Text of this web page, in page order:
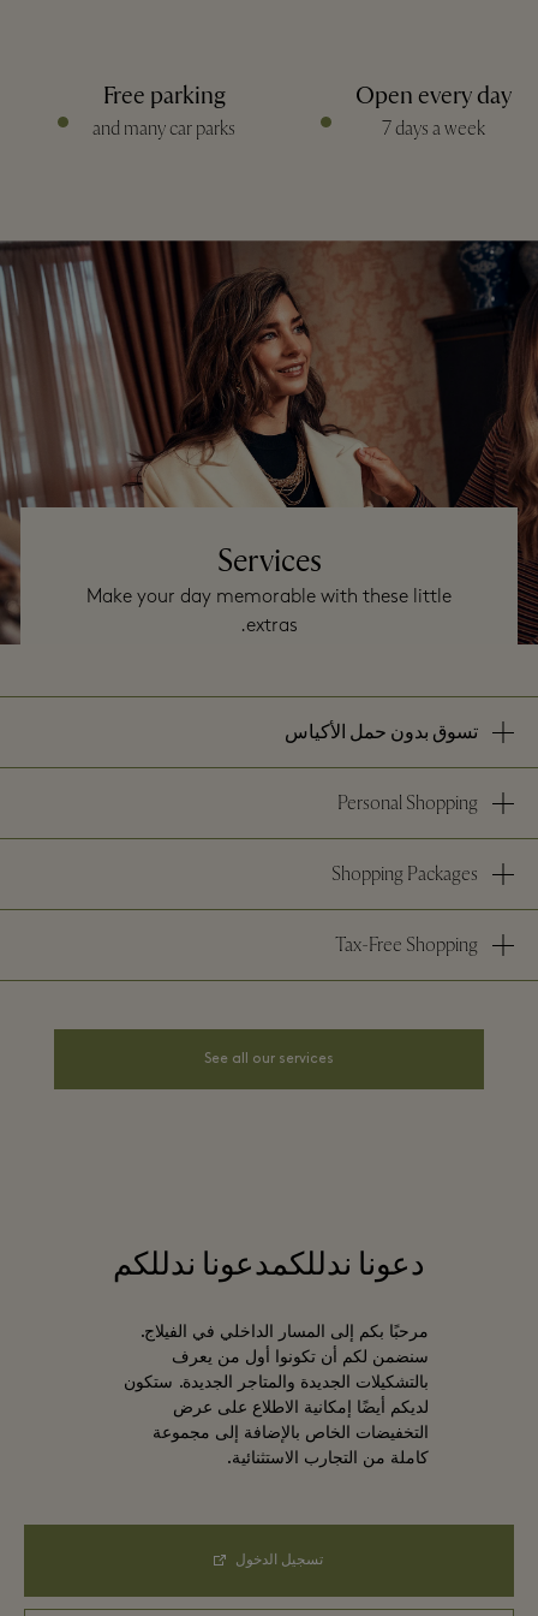
Open every day
7 days a week
Free parking
and many car parks
Services
Make your day memorable with these little
extras.
تسوق بدون حمل الأكياس
Personal Shopping
Shopping Packages
Tax-Free Shopping
See all our services
دعونا ندللكمدعونا ندللكم
مرحبًا بكم إلى المسار الداخلي في الفيلاج.
سنضمن لكم أن تكونوا أول من يعرف
بالتشكيلات الجديدة والمتاجر الجديدة. ستكون
لديكم أيضًا إمكانية الاطلاع على عرض
التخفيضات الخاص بالإضافة إلى مجموعة
كاملة من التجارب الاستثنائية.
تسجيل الدخول